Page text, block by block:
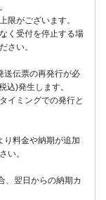
限がございます。
く受付を停止する場
さい。
送伝票の再発行が必
込)発生します。
イミングでの発行と
り料金や納期が追加
い。
、翌日からの納期カ